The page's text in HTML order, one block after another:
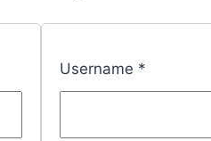
Username *